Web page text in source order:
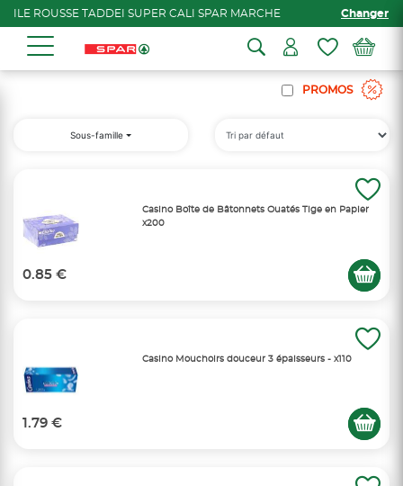
ILE ROUSSE TADDEI SUPER CALI SPAR MARCHE Changer
PROMOS
Sous-famille
Casino Boîte de Bâtonnets Ouatés Tige en Papier
x200
0.85 €
Casino Mouchoirs douceur 3 épaisseurs - x110
1.79 €